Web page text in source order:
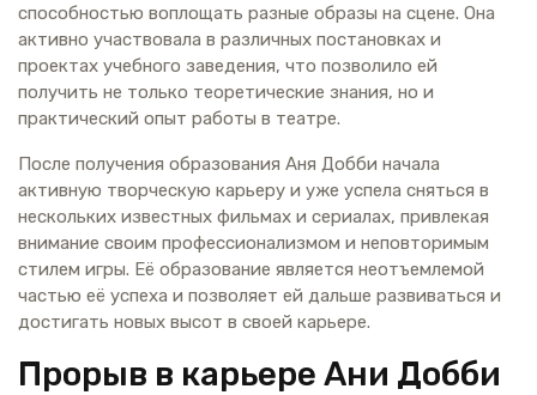
способностью воплощать разные образы на сцене. Она
активно участвовала в различных постановках и
проектах учебного заведения, что позволило ей
получить не только теоретические знания, но и
практический опыт работы в театре.
После получения образования Аня Добби начала
активную творческую карьеру и уже успела сняться в
нескольких известных фильмах и сериалах, привлекая
внимание своим профессионализмом и неповторимым
стилем игры. Её образование является неотъемлемой
частью её успеха и позволяет ей дальше развиваться и
достигать новых высот в своей карьере.
Прорыв в карьере Ани Добби